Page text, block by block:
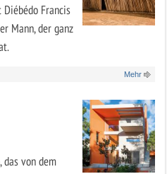
Francis
Mann, der ganz
Mehr
von dem